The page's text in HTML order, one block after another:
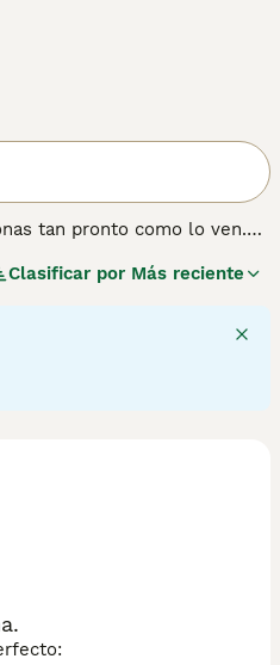
tan pronto como lo ven.
apariencia y por el
Clasificar por Más reciente